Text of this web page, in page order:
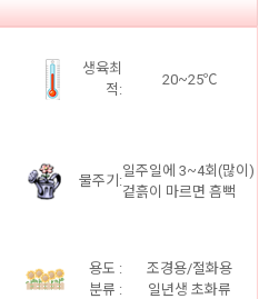
생육최
적:
20~25℃
물주기:일주일에 3~4회(많이)
겉흙이 마르면 흠뻑
용도 :
분류 :
조경용/절화용
일년생 초화류